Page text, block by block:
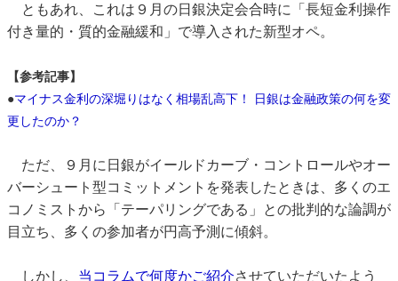
ともあれ、これは９月の日銀決定会合時に「長短金利操作
付き量的・質的金融緩和」で導入された新型オペ。
【参考記事】
●マイナス金利の深堀りはなく相場乱高下！ 日銀は金融政策の何を変
更したのか？
ただ、９月に日銀がイールドカーブ・コントロールやオー
バーシュート型コミットメントを発表したときは、多くのエ
コノミストから「テーパリングである」との批判的な論調が
目立ち、多くの参加者が円高予測に傾斜。
しかし、 当コラムで何度かご紹介させていただいたよう